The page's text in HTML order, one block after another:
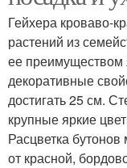
Гейхера кроваво-
растений из
ее преимуществом
декоративные
достигать 25 см.
крупные яркие
Расцветка
от красной,